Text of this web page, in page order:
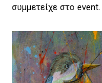
συμμετείχε στο event.